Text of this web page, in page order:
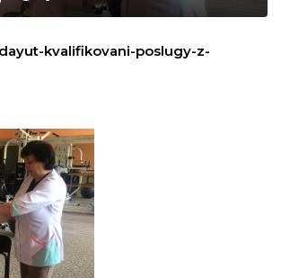
kvalifikovani-poslugy-z-